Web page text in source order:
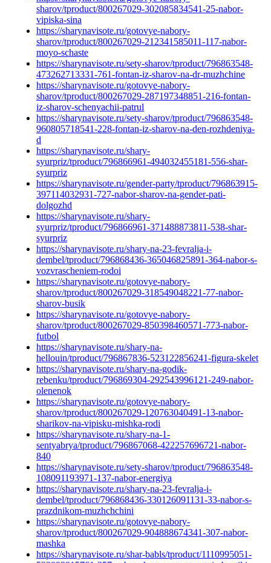
sharov/tproduct/800267029-302085834541-25-nabor-
vipiska-sina
https://sharynavisote.ru/gotovye-nabory-
sharov/tproduct/800267029-212341585011-117-nabor-
moyo-schaste
https://sharynavisote.ru/sety-sharov/tproduct/796863548-
473262713331-761-fontan-iz-sharov-na-dr-muzhchine
https://sharynavisote.ru/gotovye-nabory-
sharov/tproduct/800267029-287197348851-216-fontan-
iz-sharov-schenyachii-patrul
https://sharynavisote.ru/sety-sharov/tproduct/796863548-
960805718541-228-fontan-iz-sharov-na-den-rozhdeniya-
d
https://sharynavisote.ru/shary-
syurpriz/tproduct/796866961-494032455181-556-shar-
syurpriz
https://sharynavisote.ru/gender-party/tproduct/796863915-
397114032931-727-nabor-sharov-na-gender-pati-
dolgozhd
https://sharynavisote.ru/shary-
syurpriz/tproduct/796866961-371488873811-538-shar-
syurpriz
https://sharynavisote.ru/shary-na-23-fevralja-i-
dembel/tproduct/796868436-365046825891-364-nabor-s-
vozvrascheniem-rodoi
https://sharynavisote.ru/gotovye-nabory-
sharov/tproduct/800267029-318549048221-77-nabor-
sharov-busik
https://sharynavisote.ru/gotovye-nabory-
sharov/tproduct/800267029-850398460571-773-nabor-
futbol
https://sharynavisote.ru/shary-na-
hellouin/tproduct/796867836-523122856241-figura-skelet
https://sharynavisote.ru/shary-na-godik-
rebenku/tproduct/796869304-292543996121-249-nabor-
olenenok
https://sharynavisote.ru/gotovye-nabory-
sharov/tproduct/800267029-120763040491-13-nabor-
sharikov-na-vipisku-mishka-rodi
https://sharynavisote.ru/shary-na-1-
sentyabrya/tproduct/796867068-422257696721-nabor-
840
https://sharynavisote.ru/sety-sharov/tproduct/796863548-
108091193971-137-nabor-energiya
https://sharynavisote.ru/shary-na-23-fevralja-i-
dembel/tproduct/796868436-330126091131-33-nabor-s-
prazdnikom-muzhchchini
https://sharynavisote.ru/gotovye-nabory-
sharov/tproduct/800267029-904888674341-307-nabor-
mashka
https://sharynavisote.ru/shar-babls/tproduct/1110995051-